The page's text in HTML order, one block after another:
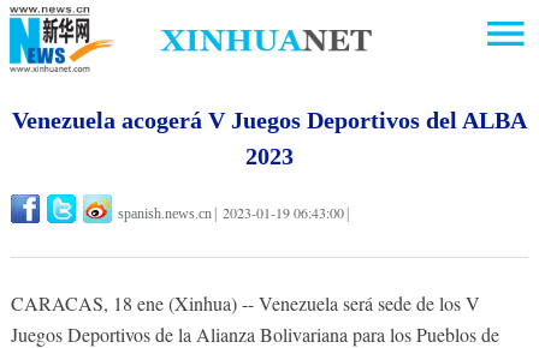
Venezuela acogerá V Juegos Deportivos del ALBA
2023
spanish.news.cn 2023-01-19 06:43:00
CARACAS, 18 ene (Xinhua) -- Venezuela será sede de los V
Juegos Deportivos de la Alianza Bolivariana para los Pueblos de